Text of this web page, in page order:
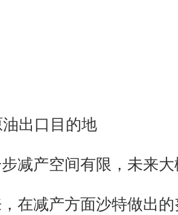
出口目的地
产空间有限，未来大
减产方面沙特做出的